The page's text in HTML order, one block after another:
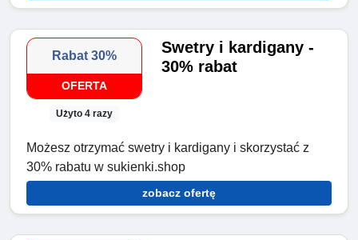
Rabat 30%
OFERTA
Użyto 4 razy
Swetry i kardigany -
30% rabat
Możesz otrzymać swetry i kardigany i skorzystać z
30% rabatu w sukienki.shop
zobacz ofertę